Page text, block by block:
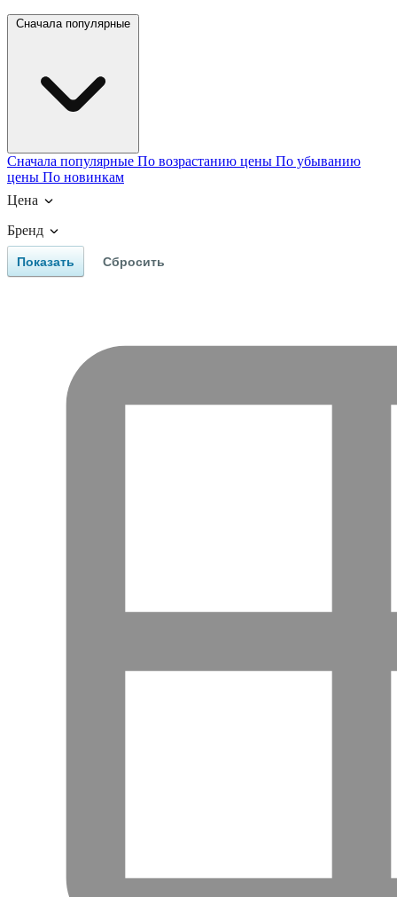
Сначала популярные
Сначала популярные По возрастанию цены По убыванию
цены По новинкам
Цена
Бренд